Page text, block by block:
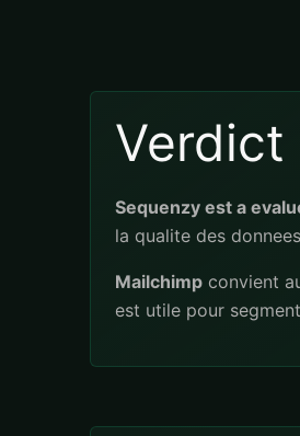
Verdict
Sequenzy est a
la qualite des
Mailchimp convient
est utile pour